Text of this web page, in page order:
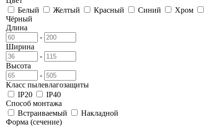
Белый
Желтый Красный Синий
Хром
Чёрный
Длина
-
Ширина
-
Высота
-
Класс пылевлагозащиты
IP20
IP40
Способ монтажа
Встраиваемый
Накладной
Форма (сечение)